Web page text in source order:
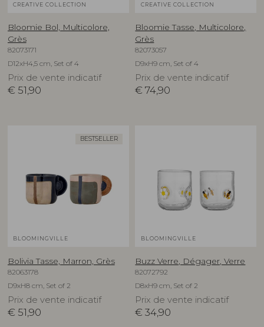
CREATIVE COLLECTION
Bloomie Bol, Multicolore,
Grès
82073171
D12xH4,5 cm, Set of 4
Prix de vente indicatif
€ 51,90
CREATIVE COLLECTION
Bloomie Tasse, Multicolore,
Grès
82073057
D9xH9 cm, Set of 4
Prix de vente indicatif
€ 74,90
BESTSELLER
BLOOMINGVILLE
Bolivia Tasse, Marron, Grès
82063178
D9xH8 cm, Set of 2
Prix de vente indicatif
€ 51,90
BLOOMINGVILLE
Buzz Verre, Dégager, Verre
82072792
D8xH9 cm, Set of 2
Prix de vente indicatif
€ 34,90